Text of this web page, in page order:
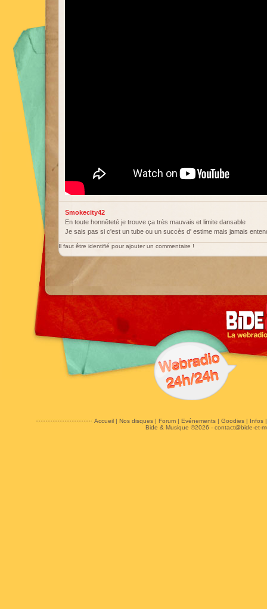
Smokecity42
En toute honnêteté je trouve ça très mauvais et limite dansable
Je sais pas si c'est un tube ou un succès d' estime mais jamais
Il faut être identifié pour ajouter un commentaire !
Accueil| Nos disques| Forum| Evénements| Goodies| Infos
Bide & Musique ©2026 - contact@bide-et-